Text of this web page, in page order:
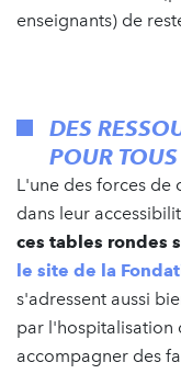
enseignants) de
DES
POUR TOUS
L'une des forces de
dans leur
ces tables rondes
le site de la
s'adressent aussi
par l'hospitalisation
accompagner des